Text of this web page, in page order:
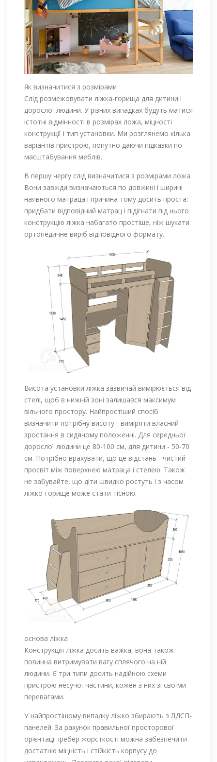
Як визначитися з розмірами
Слід розмежовувати ліжка-горища для дитини і
дорослої людини. У різних випадках будуть матися
істотні відмінності в розмірах ложа, міцності
конструкції і тип установки. Ми розглянемо кілька
варіантів пристрою, попутно даючи підказки по
масштабування меблів.
В першу чергу слід визначитися з розмірами ложа.
Вони завжди визначаються по довжині і ширині
наявного матраца і причина тому досить проста:
придбати відповідний матрац і підігнати під нього
конструкцію ліжка набагато простіше, ніж шукати
ортопедичне виріб відповідного формату.
Висота установки ліжка зазвичай вимірюється від
стелі, щоб в нижній зоні залишався максимум
вільного простору. Найпростіший спосіб
визначити потрібну висоту - виміряти власний
зростання в сидячому положенні. Для середньої
дорослої людини це 80-100 см, для дитини - 50-70
см. Потрібно врахувати, що це відстань - чистий
просвіт між поверхнею матраца і стелею. Також
не забувайте, що діти швидко ростуть і з часом
ліжко-горище може стати тісною.
основа ліжка
Конструкція ліжка досить важка, вона також
повинна витримувати вагу сплячого на ній
людини. Є три типи досить надійною схеми
пристрою несучої частини, кожен з них зі своїми
перевагами.
У найпростішому випадку ліжко збирають з ЛДСП-
панелей. За рахунок правильної просторової
орієнтації ірёбер жорсткості можна забезпечити
достатню міцність і стійкість корпусу до